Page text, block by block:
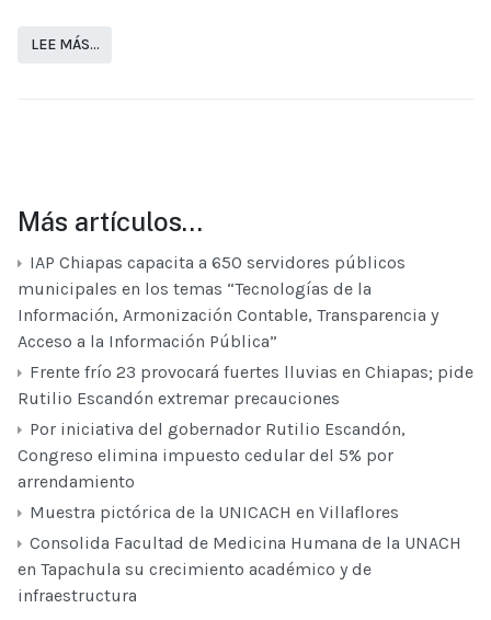
LEE MÁS…
Más artículos…
IAP Chiapas capacita a 650 servidores públicos
municipales en los temas “Tecnologías de la
Información, Armonización Contable, Transparencia y
Acceso a la Información Pública”
Frente frío 23 provocará fuertes lluvias en Chiapas; pide
Rutilio Escandón extremar precauciones
Por iniciativa del gobernador Rutilio Escandón,
Congreso elimina impuesto cedular del 5% por
arrendamiento
Muestra pictórica de la UNICACH en Villaflores
Consolida Facultad de Medicina Humana de la UNACH
en Tapachula su crecimiento académico y de
infraestructura